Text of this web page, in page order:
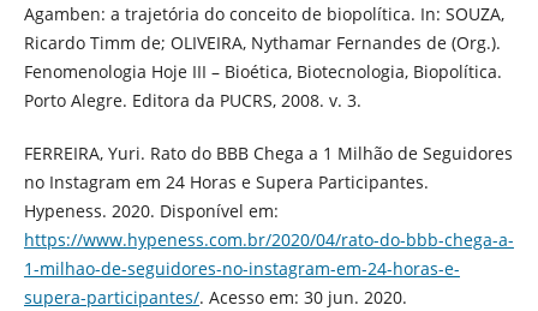
Agamben: a trajetória do conceito de biopolítica. In: SOUZA,
Ricardo Timm de; OLIVEIRA, Nythamar Fernandes de (Org.).
Fenomenologia Hoje III – Bioética, Biotecnologia, Biopolítica.
Porto Alegre. Editora da PUCRS, 2008. v. 3.
FERREIRA, Yuri. Rato do BBB Chega a 1 Milhão de Seguidores
no Instagram em 24 Horas e Supera Participantes.
Hypeness. 2020. Disponível em:
https://www.hypeness.com.br/2020/04/rato-do-bbb-chega-a-
1-milhao-de-seguidores-no-instagram-em-24-horas-e-
supera-participantes/. Acesso em: 30 jun. 2020.